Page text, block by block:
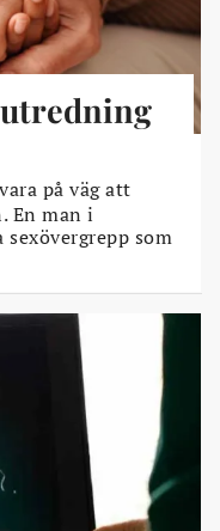
på väg att
En man i
som